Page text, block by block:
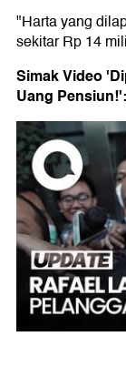
"Harta yang
sekitar Rp 14
Simak Video
Uang Pensiun!':